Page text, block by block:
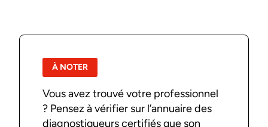
À NOTER
Vous avez trouvé votre professionnel
? Pensez à vérifier sur l’annuaire des
diagnostiqueurs certifiés que son